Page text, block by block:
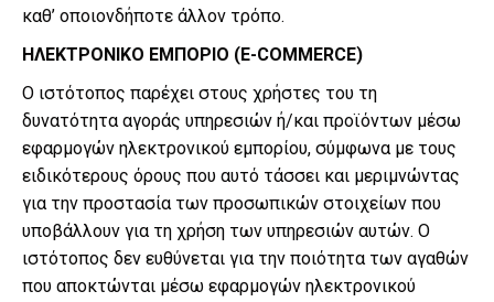
καθ’ οποιονδήποτε άλλον τρόπο.
ΗΛΕΚΤΡΟΝΙΚΟ ΕΜΠΟΡΙΟ (E-COMMERCE)
Ο ιστότοπος παρέχει στους χρήστες του τη
δυνατότητα αγοράς υπηρεσιών ή/και προϊόντων μέσω
εφαρμογών ηλεκτρονικού εμπορίου, σύμφωνα με τους
ειδικότερους όρους που αυτό τάσσει και μεριμνώντας
για την προστασία των προσωπικών στοιχείων που
υποβάλλουν για τη χρήση των υπηρεσιών αυτών. Ο
ιστότοπος δεν ευθύνεται για την ποιότητα των αγαθών
που αποκτώνται μέσω εφαρμογών ηλεκτρονικού